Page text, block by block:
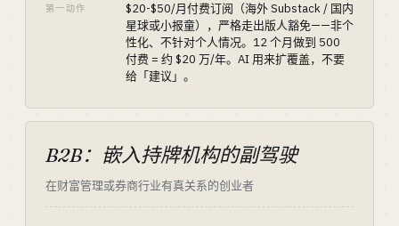
第一动作
$20-$50/月付费订阅（海外 Substack / 国内
星球或小报童），严格走出版人豁免——非个
性化、不针对个人情况。12 个月做到 500
付费 = 约 $20 万/年。AI 用来扩覆盖，不要
给「建议」。
B2B：嵌入持牌机构的副驾驶
在财富管理或券商行业有真关系的创业者